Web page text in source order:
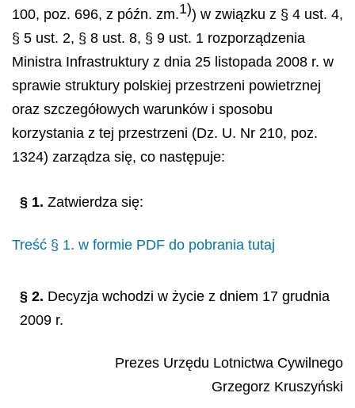
100, poz. 696, z późn. zm.1)) w związku z § 4 ust. 4,
§ 5 ust. 2, § 8 ust. 8, § 9 ust. 1 rozporządzenia
Ministra Infrastruktury z dnia 25 listopada 2008 r. w
sprawie struktury polskiej przestrzeni powietrznej
oraz szczegółowych warunków i sposobu
korzystania z tej przestrzeni (Dz. U. Nr 210, poz.
1324) zarządza się, co następuje:
§ 1. Zatwierdza się:
Treść § 1. w formie PDF do pobrania tutaj
§ 2. Decyzja wchodzi w życie z dniem 17 grudnia
2009 r.
Prezes Urzędu Lotnictwa Cywilnego
Grzegorz Kruszyński